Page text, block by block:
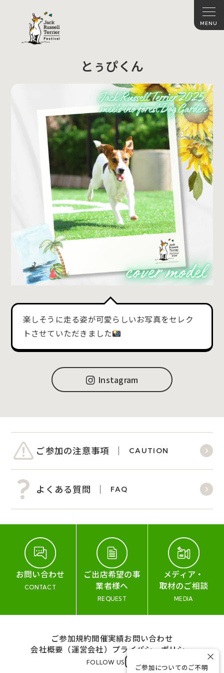
とぅぴくん
楽しそうに走る姿が可愛らしいお写真をセレク
トさせていただきました
Instagram
ご参加の注意事項 CAUTION
よくある質問 FAQ
お問い合わせ
CONTACT
ご出店希望の事
業者様へ
REQUEST
メディア・
取材のご相談
MEDIA
ご参加規約開催実績お問い合わせ
会社概要（運営会社） プライバシーポリシー
FOLLOW US
ご参加についてのご不明
×